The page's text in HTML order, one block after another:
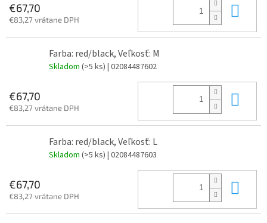
€67,70
€83,27 vrátane DPH
Farba: red/black, Veľkosť: M
Skladom (>5 ks) | 02084487602
€67,70
€83,27 vrátane DPH
Farba: red/black, Veľkosť: L
Skladom (>5 ks) | 02084487603
€67,70
€83,27 vrátane DPH